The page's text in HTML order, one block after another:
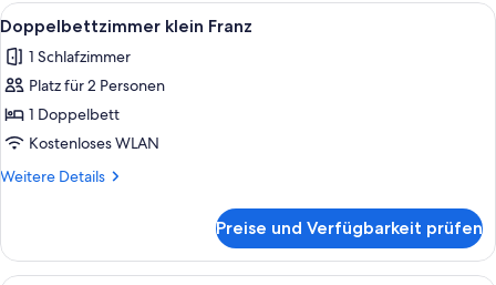
Alle
Fotos
für
Doppelbettzimmer
klein
Franz
anzeigen
Ein modernes Schlafzimmer mit
4
Doppelbettzimmer klein Franz
1 Schlafzimmer
Platz für 2 Personen
1 Doppelbett
Kostenloses WLAN
Weitere Details
Weitere
klein
Franz
Preise und Verfügbarkeit prüfen